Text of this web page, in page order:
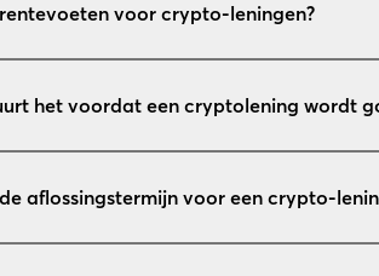
voor crypto-leningen?
het voordat een cryptolening wordt
aflossingstermijn voor een crypto-